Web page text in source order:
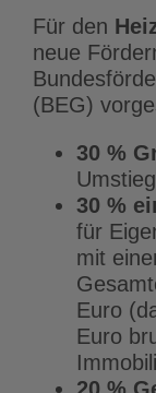
Für den
neue
(BEG)
30 %
30 %
für
mit
Euro
Euro